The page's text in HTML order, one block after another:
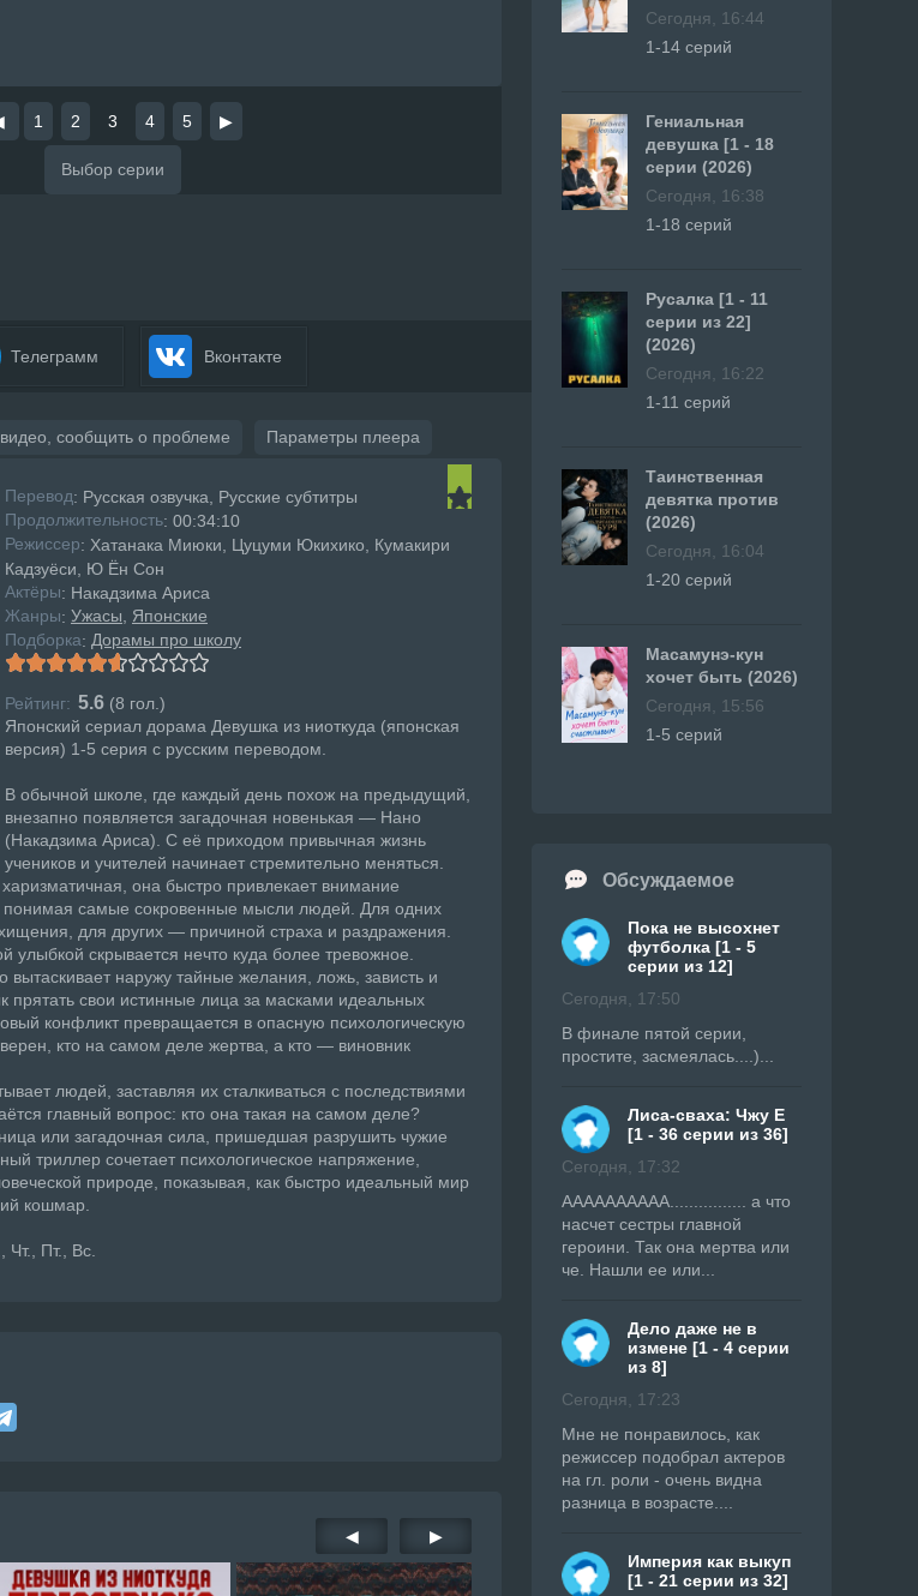
1 2 3 4 5 ▶
Телеграмм Вконтакте
сообщить о проблеме Параметры плеера
Перевод: Русская озвучка, Русские субтитры
Продолжительность: 00:34:10
Режисcер: Хатанака Миюки, Цуцуми Юкихико, Кумакири
Кадзуёси, Ю Ён Сон
Актёры: Накадзима Ариса
Жанры: Ужасы
Японские
Подборка: Дорамы про школу
Рейтинг: 5.6 (8 гол.)
Японский сериал дорама Девушка из ниоткуда (японская
версия) 1-5 серия с русским переводом.
В обычной школе, где каждый день похож на предыдущий,
внезапно появляется загадочная новенькая — Нано
(Накадзима Ариса). С её приходом привычная жизнь
учеников и учителей начинает стремительно меняться.
она быстро привлекает внимание
понимая самые сокровенные мысли людей. Для одних
для других — причиной страха и раздражения.
улыбкой скрывается нечто куда более тревожное.
вытаскивает наружу тайные желания, ложь, зависть и
прятать свои истинные лица за масками идеальных
конфликт превращается в опасную психологическую
кто на самом деле жертва, а кто — виновник
людей, заставляя их сталкиваться с последствиями
главный вопрос: кто она такая на самом деле?
или загадочная сила, пришедшая разрушить чужие
триллер сочетает психологическое напряжение,
природе, показывая, как быстро идеальный мир
кошмар.
Пт., Вс.
◀ ▶
Сегодня, 16:44
1-14 серий
Гениальная
девушка [1 - 18
серии (2026)
Сегодня, 16:38
1-18 серий
Русалка [1 - 11
серии из 22]
(2026)
Сегодня, 16:22
1-11 серий
Таинственная
девятка против
(2026)
Сегодня, 16:04
1-20 серий
Масамунэ-кун
хочет быть (2026)
Сегодня, 15:56
1-5 серий
Обсуждаемое
Пока не высохнет
футболка [1 - 5
серии из 12]
Сегодня, 17:50
В финале пятой серии,
простите, засмеялась....)...
Лиса-сваха: Чжу Е
[1 - 36 серии из 36]
Сегодня, 17:32
АААААААААА................ а что
насчет сестры главной
героини. Так она мертва или
че. Нашли ее или...
Дело даже не в
измене [1 - 4 серии
из 8]
Сегодня, 17:23
Мне не понравилось, как
режиссер подобрал актеров
на гл. роли - очень видна
разница в возрасте....
Империя как выкуп
[1 - 21 серии из 32]